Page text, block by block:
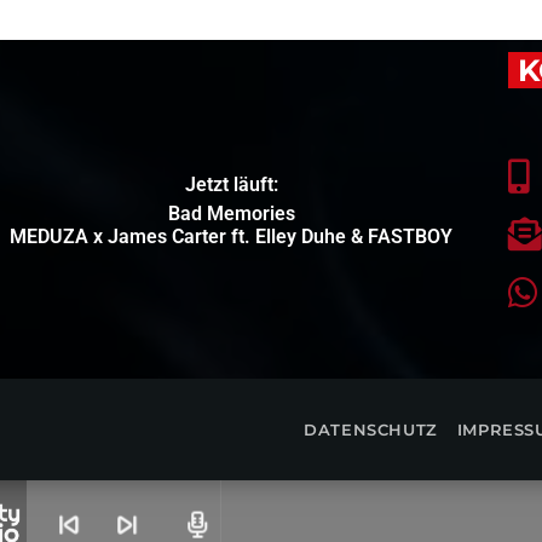
Carter Ft. Elley Duhe & FASTBOY
skip_previous skip_next radio
Jetzt läuft:
Bad Memories
MEDUZA x James Carter ft. Elley Duhe & FASTBOY
DATENSCHUTZ